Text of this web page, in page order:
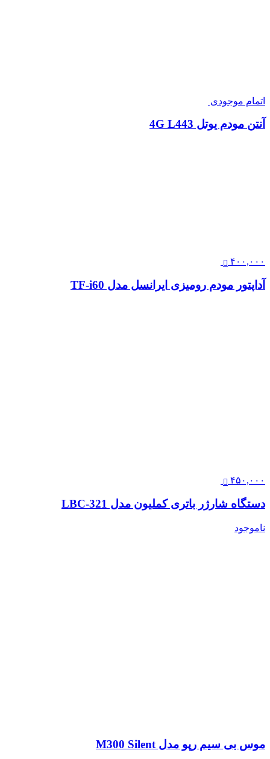
اتمام موجودی
آنتن مودم یوتل 4G L443
۴۰۰,۰۰۰
آداپتور مودم رومیزی ایرانسل مدل TF-i60
۴۵۰,۰۰۰
دستگاه شارژر باتری کملیون مدل LBC-321
ناموجود
موس بی سیم رپو مدل M300 Silent